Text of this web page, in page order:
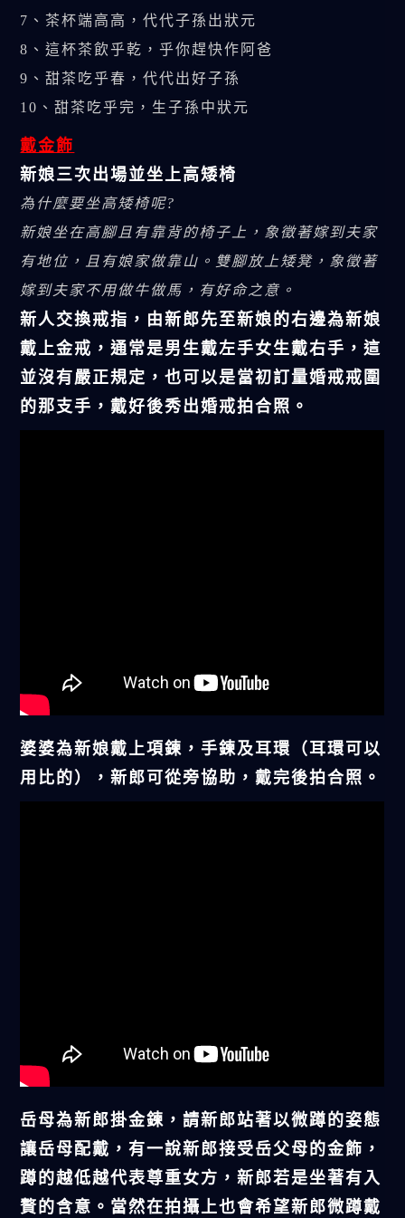
7、茶杯端高高，代代子孫出狀元
8、這杯茶飲乎乾，乎你趕快作阿爸
9、甜茶吃乎春，代代出好子孫
10、甜茶吃乎完，生子孫中狀元
戴金飾
新娘三次出場並坐上高矮椅
為什麼要坐高矮椅呢?
新娘坐在高腳且有靠背的椅子上，象徵著嫁到夫家
有地位，且有娘家做靠山。雙腳放上矮凳，象徵著
嫁到夫家不用做牛做馬，有好命之意。
新人交換戒指，由新郎先至新娘的右邊為新娘
戴上金戒，通常是男生戴左手女生戴右手，這
並沒有嚴正規定，也可以是當初訂量婚戒戒圍
的那支手，戴好後秀出婚戒拍合照。
婆婆為新娘戴上項鍊，手鍊及耳環（耳環可以
用比的），新郎可從旁協助，戴完後拍合照。
岳母為新郎掛金鍊，請新郎站著以微蹲的姿態
讓岳母配戴，有一說新郎接受岳父母的金飾，
蹲的越低越代表尊重女方，新郎若是坐著有入
贅的含意。當然在拍攝上也會希望新郎微蹲戴